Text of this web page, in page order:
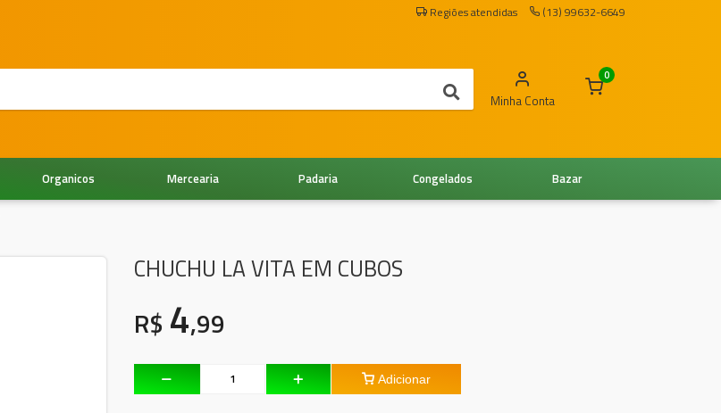
Regiões atendidas (13) 99632-6649
Minha Conta
0
Bazar
Congelados
Padaria
Mercearia
Organicos
CHUCHU LA VITA EM CUBOS
R$ 4,99
Adicionar